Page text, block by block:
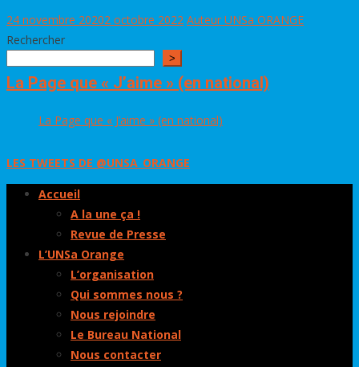
24 novembre 20202 octobre 2022 Auteur UNSa ORANGE
Rechercher
>
La Page que « J’aime » (en national)
La Page que « J’aime » (en national)
LES TWEETS DE @UNSA_ORANGE
Accueil
A la une ça !
Revue de Presse
L’UNSa Orange
L’organisation
Qui sommes nous ?
Nous rejoindre
Le Bureau National
Nous contacter